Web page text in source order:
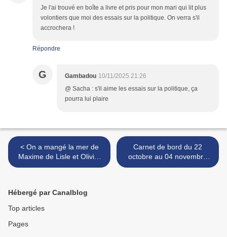
Je l'ai trouvé en boîte a livre et pris pour mon mari qui lit plus
volontiers que moi des essais sur la politique. On verra s'il
accrochera !
Répondre
G Gambadou 10/11/2025 21:26
@ Sacha : s'il aime les essais sur la politique, ça
pourra lui plaire
< On a mangé la mer de
Maxime de Lisle et Olivier
Martin
Carnet de bord du 22
octobre au 04 novembre
2025 >
Hébergé par Canalblog
Top articles
Pages